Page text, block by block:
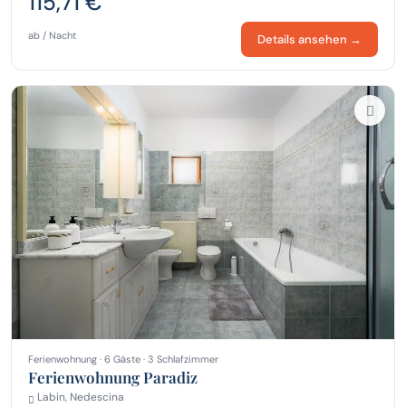
ab / Nacht Details ansehen →
Ferienwohnung · 6 Gäste · 3 Schlafzimmer
Ferienwohnung Paradiz
Labin, Nedescina